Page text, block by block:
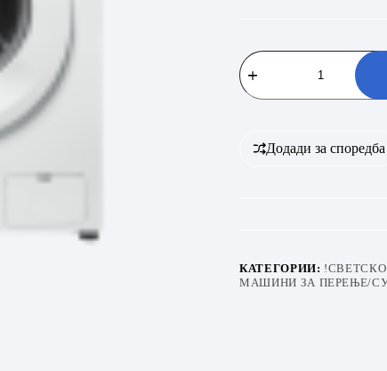
Vivax
WFL-
120716CDS
количина
Додади за споредба
КАТЕГОРИИ:
МАШИНИ ЗА ПЕРЕЊЕ/